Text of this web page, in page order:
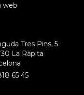
web
Tres Pins, 5
La Ràpita
65 45